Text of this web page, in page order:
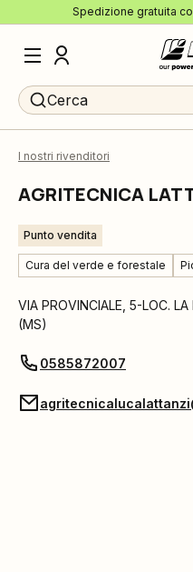
Spedizione gratuita
Cerca
I nostri rivenditori
AGRITECNICA
Punto vendita
Cura del verde e forestale
VIA PROVINCIALE, 5-LOC. LA
(MS)
0585872007